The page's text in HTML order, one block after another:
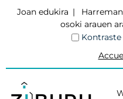
Joan edukira
osoki arauen